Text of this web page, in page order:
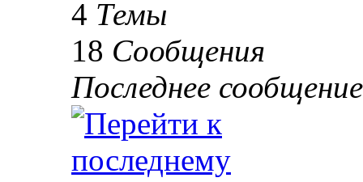
4 Темы
18 Сообщения
Последнее сообщение